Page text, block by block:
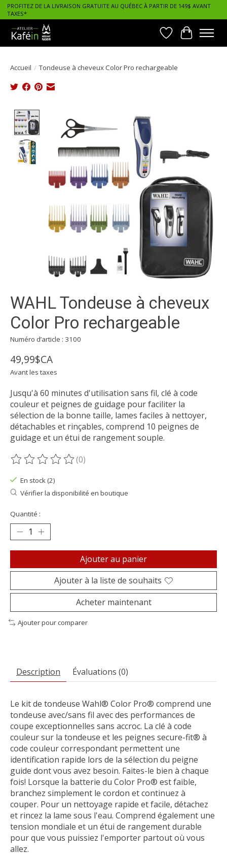
PROFITEZ DE LA LIVRAISON GRATUITE AU QUÉBEC À PARTIR DE 149$ AVANT
TAXES*
Liste dePanier
Accueil / Tondeuse à cheveux Color Pro rechargeable
Product image slideshow Items
WAHL Tondeuse à cheveux
Color Pro rechargeable
Numéro d’article : 3100
49,99$CA
Avant les taxes
Jusqu'à 60 minutes d'utilisation sans fil, clé à code
couleur et peignes de guidage pour faciliter la
sélection de la bonne taille, lames faciles à nettoyer,
détachables et rinçables, comprend 10 peignes de
guidage et un étui de rangement souple.
Ce produit est évalué à
(0)
En stock (2)
Vérifier la disponibilité en boutique
Quantité :
Ajouter au panier
Ajouter à la liste de souhaits
Acheter maintenant
Ajouter pour comparer
Description Évaluations (0)
Le kit de tondeuse Wahl® Color Pro® comprend une
tondeuse avec/sans fil avec des performances de
coupe exceptionnelles sans accroc. La clé à code
couleur sur la tondeuse et les peignes secure-fit® à
code couleur correspondant permettent une
identification rapide lors de la sélection du peigne
guide dont vous avez besoin. Faites-le bien à chaque
fois! Lorsque la batterie du Color Pro® est faible,
branchez simplement le cordon et continuez à
couper. Pour un nettoyage rapide et facile, détachez
et rincez la lame sous l'eau. Comprend également une
tension mondiale et un étui de rangement durable
pour que vous puissiez l'emporter partout où vous
allez.